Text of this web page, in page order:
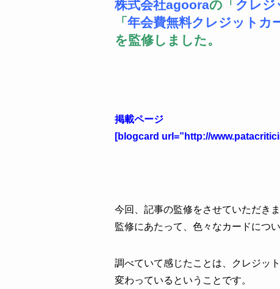
株式会社agooraの「 クレジ
「 年会費無料クレジットカ
を監修しました。
掲載ページ
[blogcard url=”http://
今回、記事の監修をさせていただきま
監修にあたって、色々なカードにつ
調べていて感じたことは、クレジッ
変わっているということです。